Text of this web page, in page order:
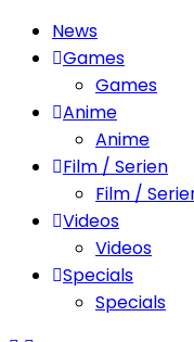
News
Games
Games
Anime
Anime
Film / Serien
Film /
Videos
Videos
Specials
Specials